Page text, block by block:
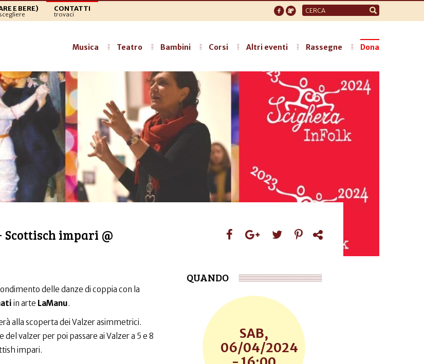
E BERE) CONTATTI
trovaci
Form
di
Musica Teatro Bambini Corsi Altri eventi Rassegne Dona
Scottisch impari @
delle danze di coppia con la
in arte LaManu.
alla scoperta dei Valzer asimmetrici.
valzer per poi passare ai Valzer a 5 e 8
impari.
QUANDO
SAB,
06/04/2024